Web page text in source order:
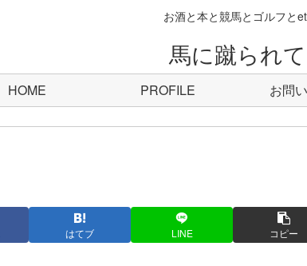
お酒と本と競馬とゴルフと
馬に蹴られて
HOME PROFILE お問
はてブ LINE コピー